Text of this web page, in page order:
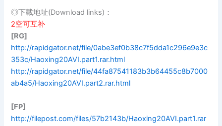
◎下載地址(Download links)：
2空可互补
[RG]
http://rapidgator.net/file/0abe3ef0b38c7f5dda1c296e9e3c
353c/Haoxing20AVI.part1.rar.html
http://rapidgator.net/file/44fa87541183b3b64455c8b7000
ab4a5/Haoxing20AVI.part2.rar.html
[FP]
http://filepost.com/files/57b2143b/Haoxing20AVI.part1.rar